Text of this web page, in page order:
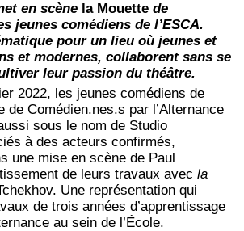
en scène la Mouette de
jeunes comédiens de l’ESCA.
pour un lieu où jeunes et
et modernes, collaborent sans se
leur passion du théâtre.
2022, les jeunes comédiens de
de Comédien.nes.s par l’Alternance
sous le nom de Studio
à des acteurs confirmés,
une mise en scène de Paul
de leurs travaux avec la
Une représentation qui
de trois années d’apprentissage
au sein de l’École.